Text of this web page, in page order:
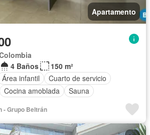
Apartamento
4 Baños
150 m²
Área infantil
Cuarto de servicio
Cocina amoblada Sauna
- Grupo Beltrán